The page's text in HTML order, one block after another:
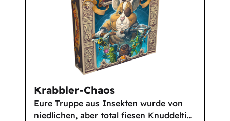
Krabbler-Chaos
Eure Truppe aus Insekten wurde von
niedlichen, aber total fiesen Knuddelti…